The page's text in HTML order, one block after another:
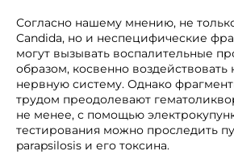
Согласно нашему мнению, не
Candida, но и неспецифические
могут вызывать воспалительные
образом, косвенно
нервную систему. Однако
трудом преодолевают
не менее, с помощью
тестирования можно проследить
parapsilosis и его токсина.